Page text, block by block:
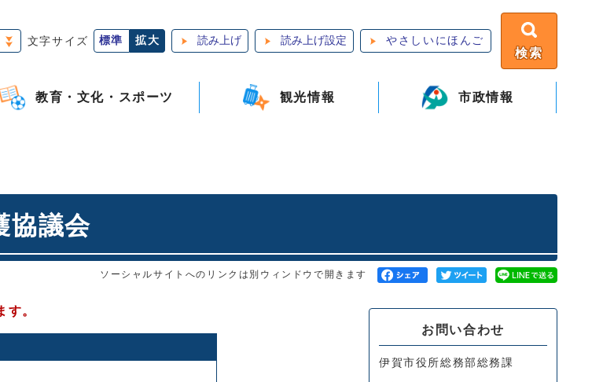
文字サイズ 標準 拡大 読み上げ 読み上げ設定 やさしいにほんご
検索
教育・文化・スポーツ 観光情報 市政情報
協議会
ソーシャルサイトへのリンクは別ウィンドウで開きます
。
お問い合わせ
伊賀市役所総務部総務課